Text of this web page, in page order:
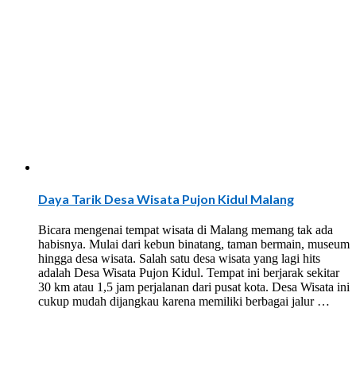
Daya Tarik Desa Wisata Pujon Kidul Malang
Bicara mengenai tempat wisata di Malang memang tak ada
habisnya. Mulai dari kebun binatang, taman bermain, museum
hingga desa wisata. Salah satu desa wisata yang lagi hits
adalah Desa Wisata Pujon Kidul. Tempat ini berjarak sekitar
30 km atau 1,5 jam perjalanan dari pusat kota. Desa Wisata ini
cukup mudah dijangkau karena memiliki berbagai jalur …